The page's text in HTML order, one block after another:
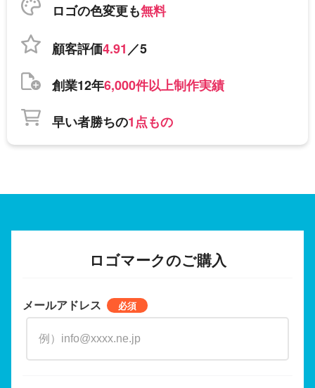
ロゴの色変更も無料
顧客評価4.91／5
創業12年6,000件以上制作実績
早い者勝ちの1点もの
ロゴマークのご購入
メールアドレス